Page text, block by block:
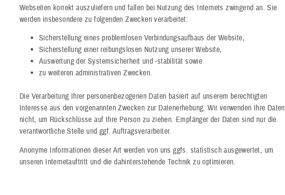
Webseiten korrekt auszuliefern und fallen bei Nutzung des Internets zwingend an. Sie
werden insbesondere zu folgenden Zwecken verarbeitet:
Sicherstellung eines problemlosen Verbindungsaufbaus der Website,
Sicherstellung einer reibungslosen Nutzung unserer Website,
Auswertung der Systemsicherheit und -stabilität sowie
zu weiteren administrativen Zwecken.
Die Verarbeitung Ihrer personenbezogenen Daten basiert auf unserem berechtigten
Interesse aus den vorgenannten Zwecken zur Datenerhebung. Wir verwenden Ihre Daten
nicht, um Rückschlüsse auf Ihre Person zu ziehen. Empfänger der Daten sind nur die
verantwortliche Stelle und ggf. Auftragsverarbeiter.
Anonyme Informationen dieser Art werden von uns ggfs. statistisch ausgewertet, um
unseren Internetauftritt und die dahinterstehende Technik zu optimieren.